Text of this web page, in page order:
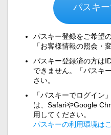
パスキ
パスキー登録をご希望
「お客様情報の照会・
パスキー登録済の方は
できません。「パスキ
さい。
「パスキーでログイン
は、SafariやGoogle
用してください。
パスキーの利用環境は